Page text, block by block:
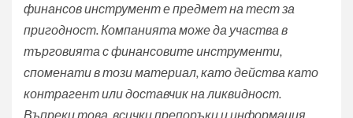
финансов инструмент е предмет на тест за
пригодност. Компанията може да участва в
търговията с финансовите инструменти,
споменати в този материал, като действа като
контрагент или доставчик на ликвидност.
Въпреки това, всички препоръки и информация,